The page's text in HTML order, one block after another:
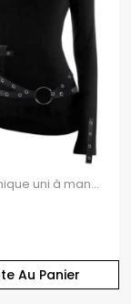
Au Panier
Haut gothique uni à manches longues et œillets découpés